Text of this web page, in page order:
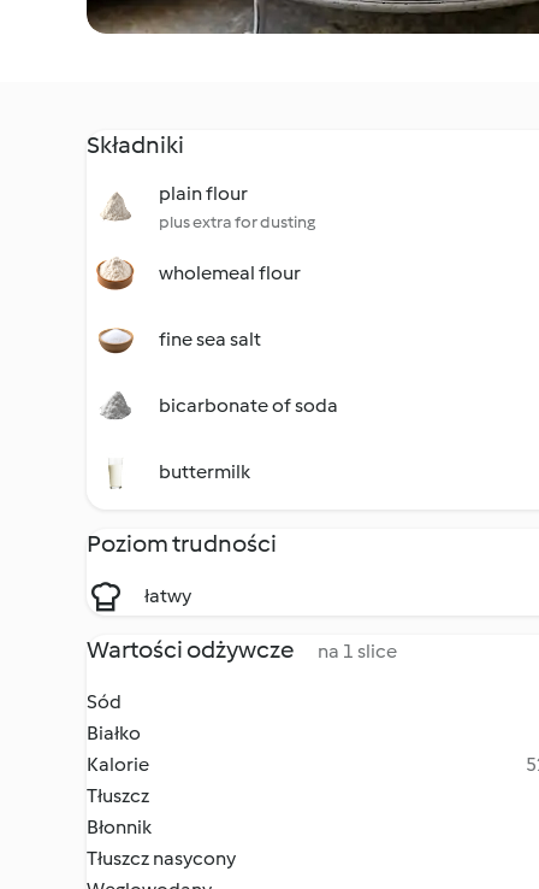
Składniki
plain flour
plus extra for dusting
wholemeal flour
fine sea salt
bicarbonate of soda
buttermilk
Poziom trudności
łatwy
Wartości odżywcze na 1 slice
Sód
Białko
Kalorie
Tłuszcz
Błonnik
Tłuszcz nasycony